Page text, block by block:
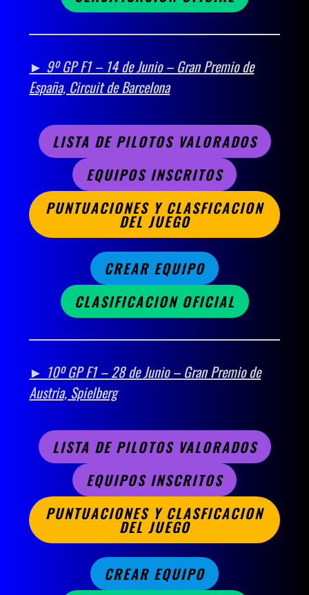
► 9º GP F1 – 14 de Junio – Gran Premio de
España, Circuit de Barcelona
LISTA DE PILOTOS VALORADOS
EQUIPOS INSCRITOS
PUNTUACIONES Y CLASFICACION
DEL JUEGO
CREAR EQUIPO
CLASIFICACION OFICIAL
► 10º GP F1 – 28 de Junio – Gran Premio de
Austria, Spielberg
LISTA DE PILOTOS VALORADOS
EQUIPOS INSCRITOS
PUNTUACIONES Y CLASFICACION
DEL JUEGO
CREAR EQUIPO